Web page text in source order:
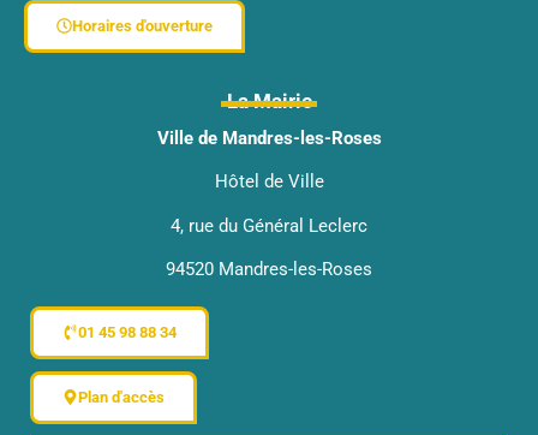
Horaires d'ouverture
La Mairie
Ville de Mandres-les-Roses
Hôtel de Ville
4, rue du Général Leclerc
94520 Mandres-les-Roses
01 45 98 88 34
Plan d'accès